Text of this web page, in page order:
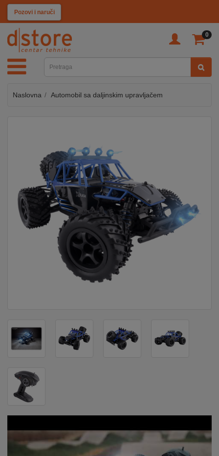
Pozovi i naruči
0
KATEGORIJE
TV
SAT
MOBILNI
KUĆANSKI
APARATI
KLIMATIZACIJA
PC
GAME
INTERNO
Naslovna Automobil sa daljinskim upravljačem